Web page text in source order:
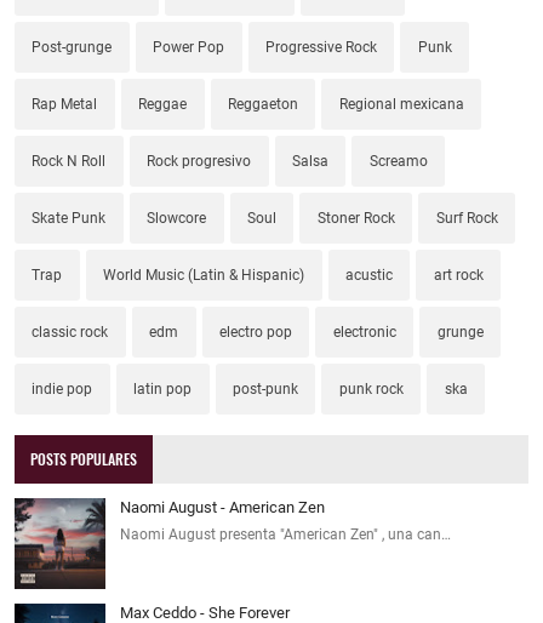
Post-grunge Power Pop Progressive Rock Punk
Rap Metal Reggae Reggaeton Regional mexicana
Rock N Roll Rock progresivo Salsa Screamo
Skate Punk Slowcore Soul Stoner Rock Surf Rock
Trap World Music (Latin & Hispanic) acustic art rock
classic rock edm electro pop electronic grunge
indie pop latin pop post-punk punk rock ska
POSTS POPULARES
Naomi August - American Zen
Naomi August presenta "American Zen" , una can…
Max Ceddo - She Forever